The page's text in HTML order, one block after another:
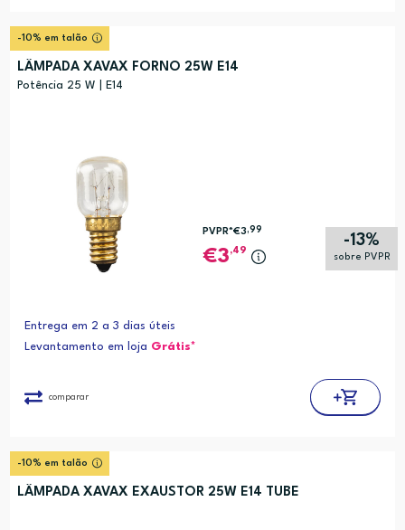
-10% em talão
LÂMPADA XAVAX FORNO 25W E14
Potência 25 W | E14
-13%
sobre PVPR
PVPR*€3,99
3,49
Entrega em 2 a 3 dias úteis
Levantamento em loja Grátis*
comparar
-10% em talão
LÂMPADA XAVAX EXAUSTOR 25W E14 TUBE